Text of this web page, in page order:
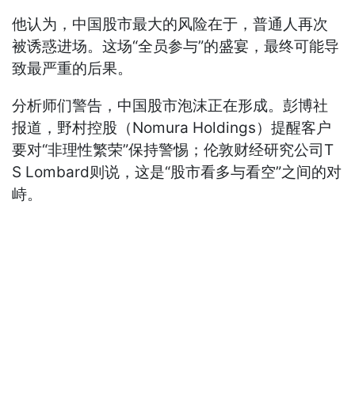
他认为，中国股市最大的风险在于，普通人再次
被诱惑进场。这场“全员参与”的盛宴，最终可能导
致最严重的后果。
分析师们警告，中国股市泡沫正在形成。彭博社
报道，野村控股（Nomura Holdings）提醒客户
要对“非理性繁荣”保持警惕；伦敦财经研究公司T
S Lombard则说，这是“股市看多与看空”之间的对
峙。